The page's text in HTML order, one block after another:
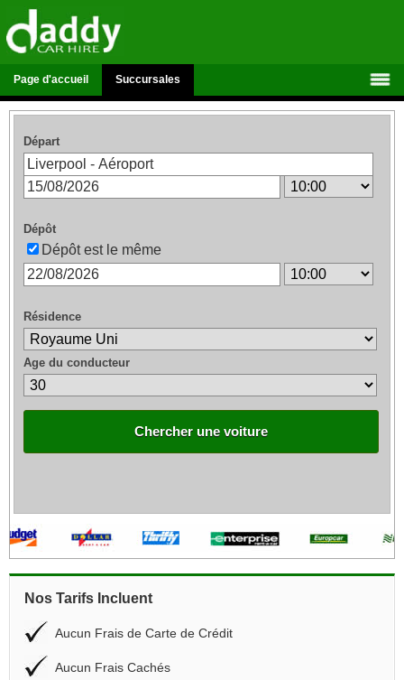
Page d'accueil Succursales
Départ
Dépôt
Dépôt est le même
Résidence
Age du conducteur
Chercher une voiture
Nos Tarifs Incluent
Aucun Frais de Carte de Crédit
Aucun Frais Cachés